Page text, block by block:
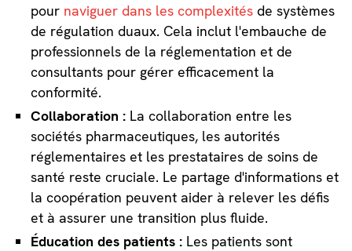
pour naviguer dans les complexités de systèmes
de régulation duaux. Cela inclut l'embauche de
professionnels de la réglementation et de
consultants pour gérer efficacement la
conformité.
Collaboration : La collaboration entre les
sociétés pharmaceutiques, les autorités
réglementaires et les prestataires de soins de
santé reste cruciale. Le partage d'informations et
la coopération peuvent aider à relever les défis
et à assurer une transition plus fluide.
Éducation des patients : Les patients sont